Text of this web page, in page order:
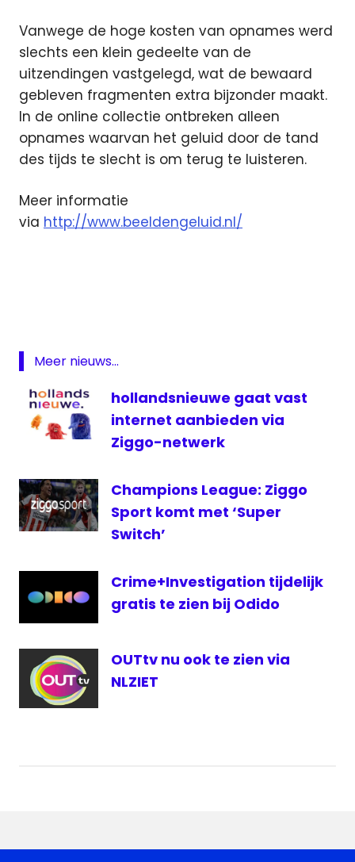
Vanwege de hoge kosten van opnames werd
slechts een klein gedeelte van de
uitzendingen vastgelegd, wat de bewaard
gebleven fragmenten extra bijzonder maakt.
In de online collectie ontbreken alleen
opnames waarvan het geluid door de tand
des tijds te slecht is om terug te luisteren.
Meer informatie
via http://www.beeldengeluid.nl/
opname
Radio
Oranje
televisienieuws
Tweede
Wereldoorlog
Meer nieuws...
hollandsnieuwe gaat vast
internet aanbieden via
Ziggo-netwerk
Champions League: Ziggo
Sport komt met ‘Super
Switch’
Crime+Investigation tijdelijk
gratis te zien bij Odido
OUTtv nu ook te zien via
NLZIET